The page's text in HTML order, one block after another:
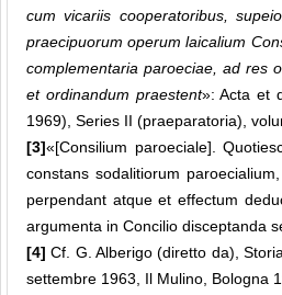
cum vicariis cooperatoribus,
praecipuorum operum laicalium
complementaria paroeciae, ad res
et ordinandum praestent»: Acta et
1969), Series II (praeparatoria),
[3]«[Consilium paroeciale].
constans sodalitiorum
perpendant atque et effectum
argumenta in Concilio disceptanda
[4] Cf. G. Alberigo (diretto da),
settembre 1963, Il Mulino, Bologna